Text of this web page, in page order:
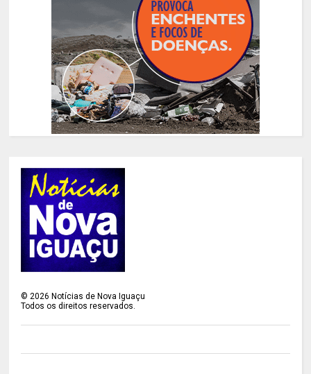
©2026 Notícias de Nova Iguaçu
Todos os direitos reservados.